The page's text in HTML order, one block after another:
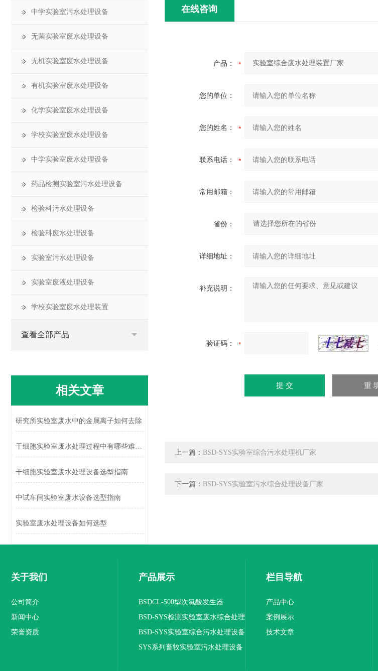
在线咨询
产品：
您的单位：
您的姓名：
联系电话：
常用邮箱：
省份：
详细地址：
补充说明：
验证码：
上一篇： BSD-SYS实验室综合污水处理机厂家
下一篇： BSD-SYS实验室污水综合处理设备厂家
中学实验室污水处理设备
无菌实验室废水处理设备
无机实验室废水处理设备
有机实验室废水处理设备
化学实验室废水处理设备
学校实验室废水处理设备
中学实验室废水处理设备
药品检测实验室污水处理设备
检验科污水处理设备
检验科废水处理设备
实验室污水处理设备
实验室废液处理设备
学校实验室废水处理装置
查看全部产品
相关文章
研究所实验室废水中的金属离子如何去除
干细胞实验室废水处理过程中有哪些难点？
干细胞实验室废水处理设备选型指南
中试车间实验室废水设备选型指南
实验室废水处理设备如何选型
关于我们
公司简介
新闻中心
荣誉资质
产品展示
BSDCL-500型次氯酸发生器
BSD-SYS检测实验室废水综合处理
设备
BSD-SYS实验室综合污水处理设备
SYS系列畜牧实验室污水处理设备
栏目导航
产品中心
案例展示
技术文章